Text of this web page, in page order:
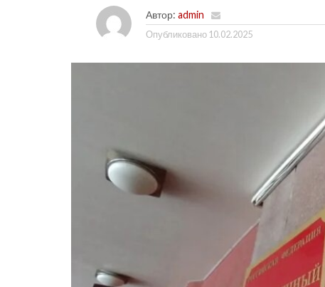
Автор: admin
Опубликовано 10.02.2025